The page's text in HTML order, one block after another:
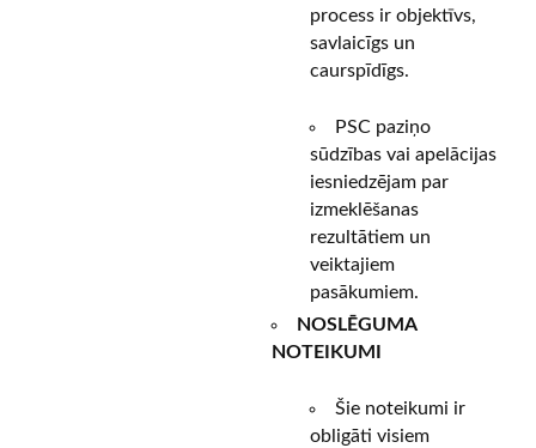
process ir objektīvs,
savlaicīgs un
caurspīdīgs.
PSC paziņo
sūdzības vai apelācijas
iesniedzējam par
izmeklēšanas
rezultātiem un
veiktajiem
pasākumiem.
NOSLĒGUMA
NOTEIKUMI
Šie noteikumi ir
obligāti visiem